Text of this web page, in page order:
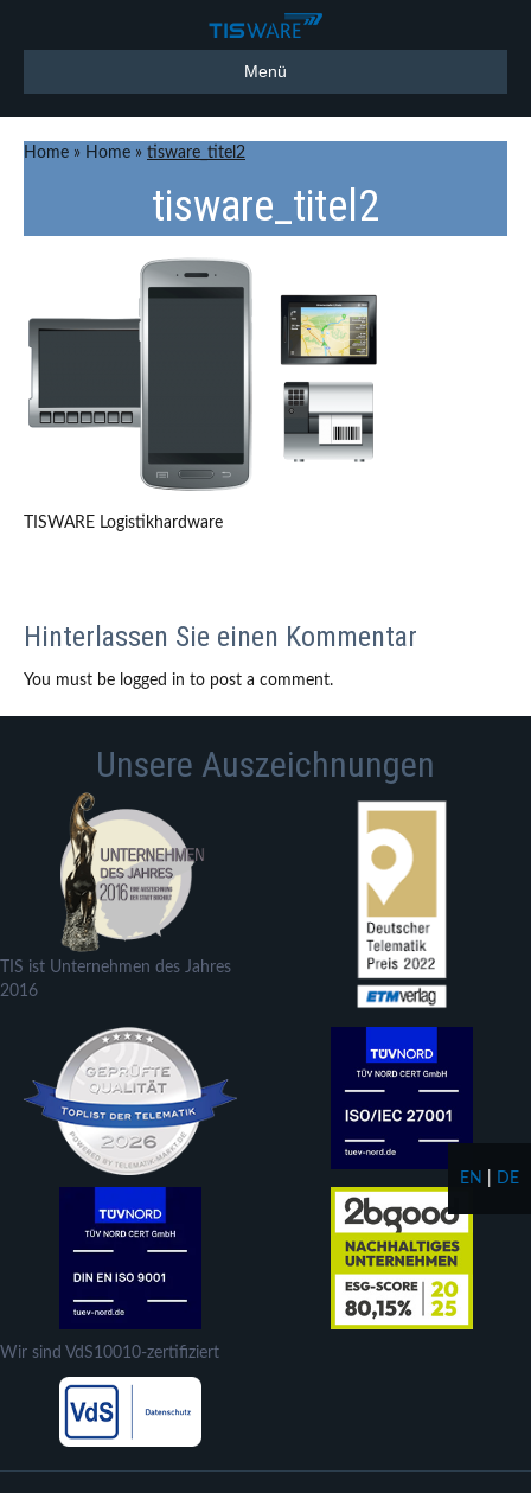
Menü
Home » Home » tisware_titel2
tisware_titel2
TISWARE Logistikhardware
Hinterlassen Sie einen Kommentar
You must be logged in to post a comment.
Unsere Auszeichnungen
TIS ist Unternehmen des Jahres
2016
Wir sind VdS10010-zertifiziert
EN DE